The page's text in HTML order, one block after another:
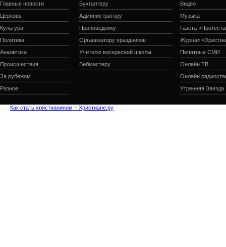
Главные новости
Церковь
Культура
Политика
Аналитика
Происшествия
За рубежом
Разное
Бухгалтеру
Администратору
Проповеднику
Организатору праздников
Учителю воскресной школы
Вебмастеру
Видео
Музыка
Газета
Журнал
Печатные СМИ
Онлайн ТВ
Онлайн
Утренняя Звезда
Как стать христианином – Христиане.ру